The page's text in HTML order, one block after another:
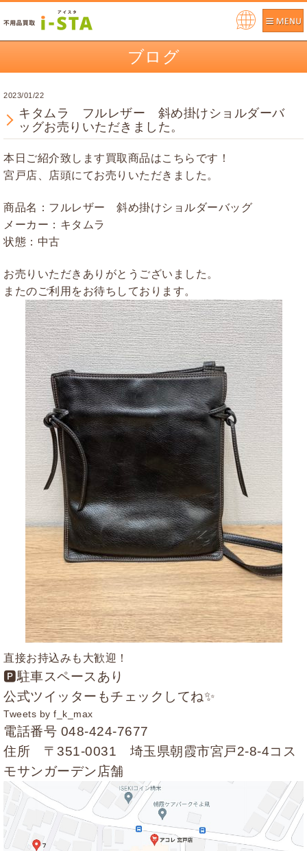
ブログ
2023/01/22
キタムラ フルレザー 斜め掛けショルダーバ
ッグお売りいただきました。
本日ご紹介致します買取商品はこちらです！
宮戸店、店頭にてお売りいただきました。
商品名：フルレザー 斜め掛けショルダーバッグ
メーカー：キタムラ
状態：中古
お売りいただきありがとうございました。
またのご利用をお待ちしております。
直接お持込みも大歓迎！
🅿駐車スペースあり
公式ツイッターもチェックしてね✨
Tweets by f_k_max
電話番号 048-424-7677
住所 〒351-0031 埼玉県朝霞市宮戸2-8-4コス
モサンガーデン店舗